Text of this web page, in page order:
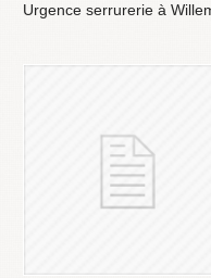
Urgence serrurerie à